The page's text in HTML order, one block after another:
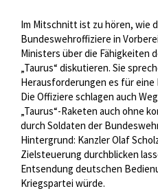
Im Mitschnitt ist zu hören, wie
Bundeswehroffiziere in
Ministers über die Fähigkeiten
„Taurus“ diskutieren. Sie
Herausforderungen es für eine
Die Offiziere schlagen auch
„Taurus“-Raketen auch ohne
durch Soldaten der
Hintergrund: Kanzler Olaf
Zielsteuerung durchblicken
Entsendung deutschen
Kriegspartei würde.